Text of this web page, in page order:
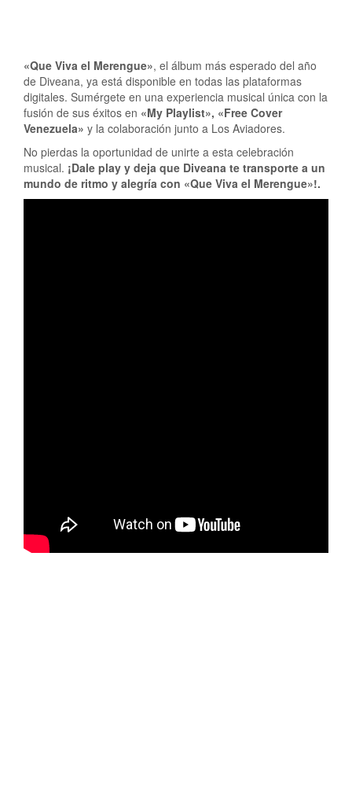
«Que Viva el Merengue», el álbum más esperado del año
de Diveana, ya está disponible en todas las plataformas
digitales. Sumérgete en una experiencia musical única con la
fusión de sus éxitos en «My Playlist», «Free Cover
Venezuela» y la colaboración junto a Los Aviadores.
No pierdas la oportunidad de unirte a esta celebración
musical. ¡Dale play y deja que Diveana te transporte a un
mundo de ritmo y alegría con «Que Viva el Merengue»!.